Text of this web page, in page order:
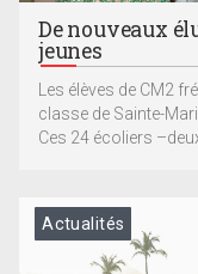
De nouveaux
jeunes
Les élèves de CM2
classe de Sainte-
Ces 24 écoliers
Actualités